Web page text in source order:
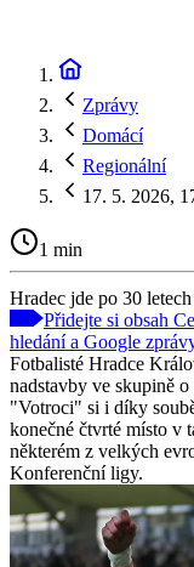
Zprávy
Domácí
Regionální
17. 5. 2026,
1 min
Hradec jde po 30
Přidejte si obsah
hledání a Google
Fotbalisté Hradce
nadstavby ve skupině
"Votroci" si i díky
konečné čtvrté místo v
některém z velkých
Konferenční ligy.